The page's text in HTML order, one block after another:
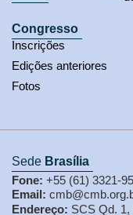
Congresso
Inscrições
Edições anteriores
Fotos
Sede Brasília
Fone: +55 (61) 3321-
Email:
Endereço: SCS Qd.